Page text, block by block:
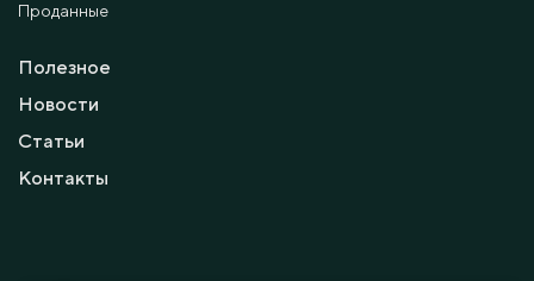
Проданные
Полезное
Новости
Статьи
Контакты